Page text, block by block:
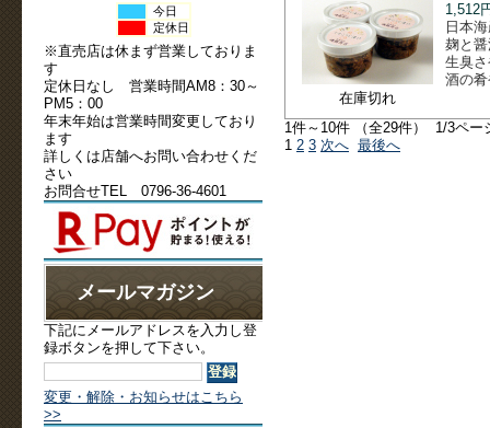
今日
定休日
※直売店は休まず営業しておりま
す
定休日なし 営業時間AM8：30～
PM5：00
年末年始は営業時間変更しており
ます
詳しくは店舗へお問い合わせくだ
さい
お問合せTEL 0796-36-4601
メールマガジン
下記にメールアドレスを入力し登
録ボタンを押して下さい。
変更・解除・お知らせはこちら
>>
在庫切れ
1,512
日本
麹と
生臭
酒の
1件～10件 （全29件） 1/3ペー
1 2 3 次へ 最後へ